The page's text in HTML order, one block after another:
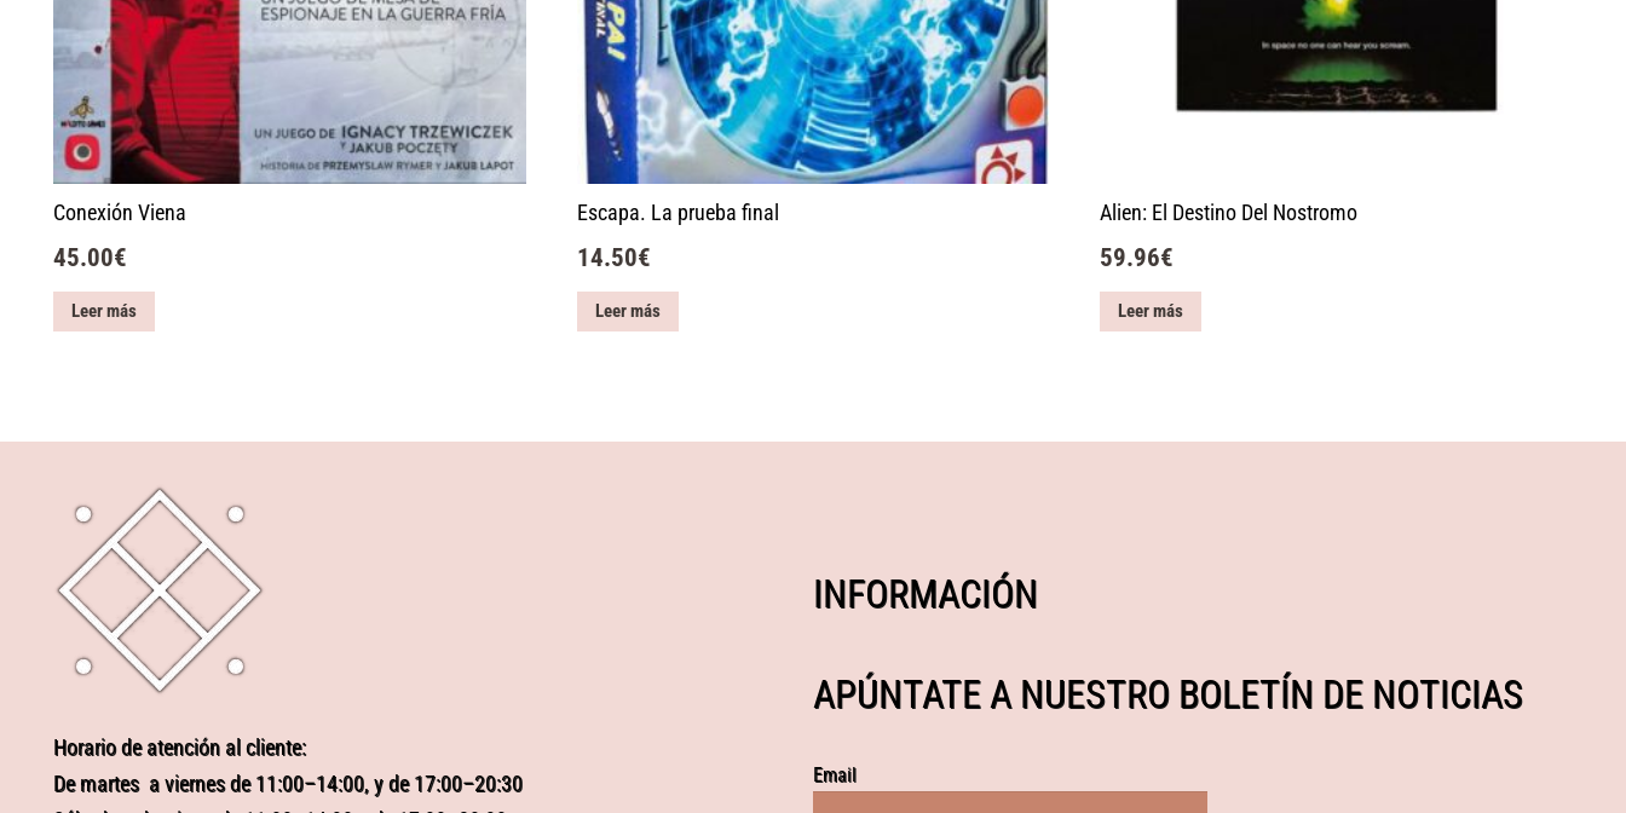
Conexión Viena
45.00€
Leer más
Escapa. La prueba final
14.50€
Leer más
Alien: El Destino Del Nostromo
59.96€
Leer más
Horario de atención al cliente:
De martes a viernes de 11:00–14:00, y de 17:00–20:30
INFORMACIÓN
APÚNTATE A NUESTRO BOLETÍN DE NOTICIAS
Email